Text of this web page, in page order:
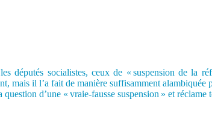
députés socialistes, ceux de « suspension de la
mais il l’a fait de manière suffisamment
d’une « vraie-fausse suspension » et